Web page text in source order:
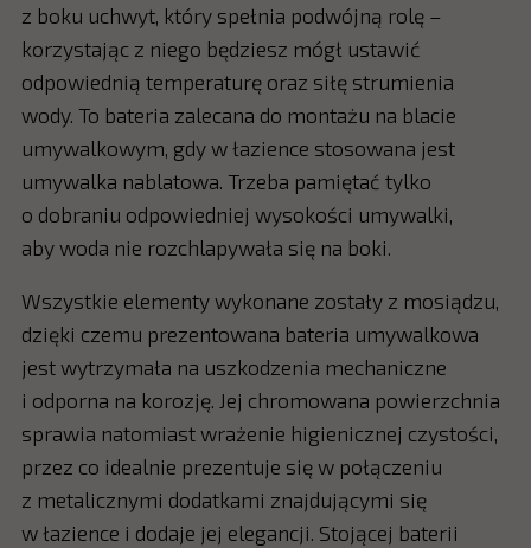
z boku uchwyt, który spełnia podwójną rolę –
korzystając z niego będziesz mógł ustawić
odpowiednią temperaturę oraz siłę strumienia
wody. To bateria zalecana do montażu na blacie
umywalkowym, gdy w łazience stosowana jest
umywalka nablatowa. Trzeba pamiętać tylko
o dobraniu odpowiedniej wysokości umywalki,
aby woda nie rozchlapywała się na boki.
Wszystkie elementy wykonane zostały z mosiądzu,
dzięki czemu prezentowana bateria umywalkowa
jest wytrzymała na uszkodzenia mechaniczne
i odporna na korozję. Jej chromowana powierzchnia
sprawia natomiast wrażenie higienicznej czystości,
przez co idealnie prezentuje się w połączeniu
z metalicznymi dodatkami znajdującymi się
w łazience i dodaje jej elegancji. Stojącej baterii